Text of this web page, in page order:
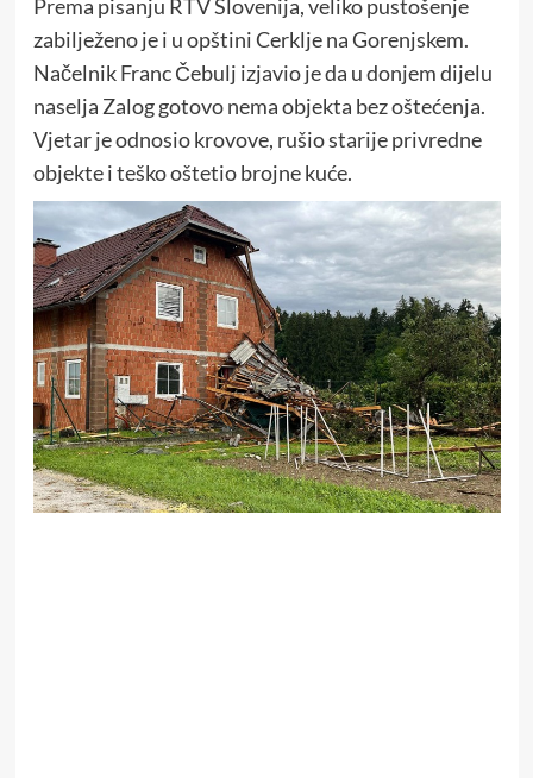
Prema pisanju RTV Slovenija, veliko pustošenje
zabilježeno je i u opštini Cerklje na Gorenjskem.
Načelnik Franc Čebulj izjavio je da u donjem dijelu
naselja Zalog gotovo nema objekta bez oštećenja.
Vjetar je odnosio krovove, rušio starije privredne
objekte i teško oštetio brojne kuće.